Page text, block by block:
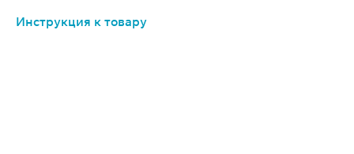
Инструкция к товару